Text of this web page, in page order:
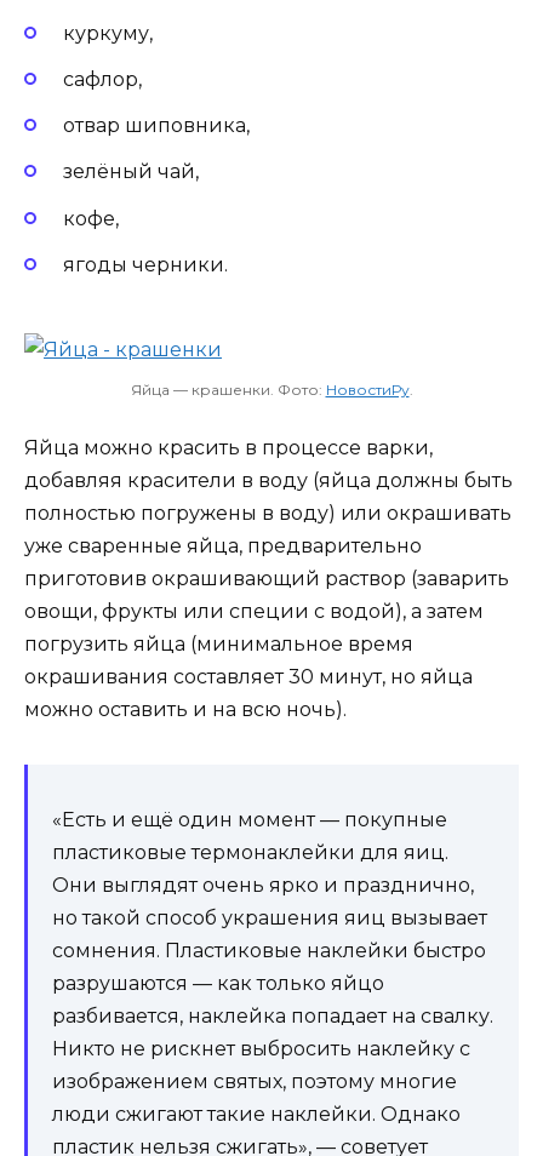
куркуму,
сафлор,
отвар шиповника,
зелёный чай,
кофе,
ягоды черники.
Яйца — крашенки. Фото: НовостиРу.
Яйца можно красить в процессе варки,
добавляя красители в воду (яйца должны быть
полностью погружены в воду) или окрашивать
уже сваренные яйца, предварительно
приготовив окрашивающий раствор (заварить
овощи, фрукты или специи с водой), а затем
погрузить яйца (минимальное время
окрашивания составляет 30 минут, но яйца
можно оставить и на всю ночь).
«Есть и ещё один момент — покупные
пластиковые термонаклейки для яиц.
Они выглядят очень ярко и празднично,
но такой способ украшения яиц вызывает
сомнения. Пластиковые наклейки быстро
разрушаются — как только яйцо
разбивается, наклейка попадает на свалку.
Никто не рискнет выбросить наклейку с
изображением святых, поэтому многие
люди сжигают такие наклейки. Однако
пластик нельзя сжигать», — советует